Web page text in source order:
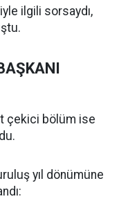
ilgili sorsaydı,
çekici bölüm ise
yıl dönümüne